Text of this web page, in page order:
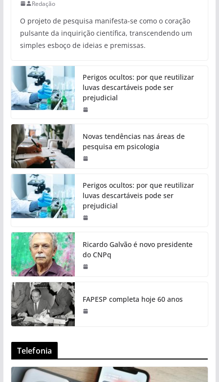
Redação
O projeto de pesquisa manifesta-se como o coração
pulsante da inquirição científica, transcendendo um
simples esboço de ideias e premissas.
Perigos ocultos: por que reutilizar
luvas descartáveis pode ser
prejudicial
Novas tendências nas áreas de
pesquisa em psicologia
Perigos ocultos: por que reutilizar
luvas descartáveis pode ser
prejudicial
Ricardo Galvão é novo presidente
do CNPq
FAPESP completa hoje 60 anos
Telefonia